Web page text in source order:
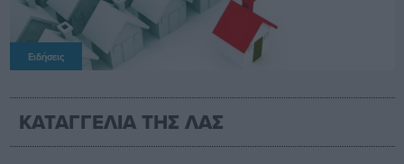
Ειδήσεις
ΚΑΤΑΓΓΕΛΙΑ ΤΗΣ ΛΑΣ